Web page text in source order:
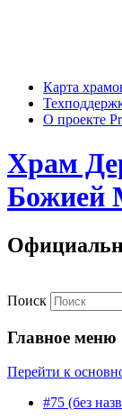
Карта
О проекте
Храм
Божией
Поиск
Главное меню
Перейти к
#75 (без